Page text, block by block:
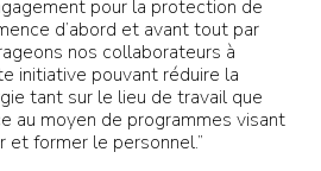
pour la protection de
d’abord et avant tout par
nos collaborateurs à
initiative pouvant réduire la
tant sur le lieu de travail que
au moyen de programmes visant
et former le personnel.”